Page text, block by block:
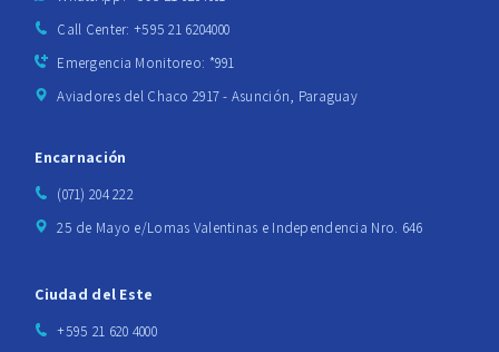
Call Center: +595 21 6204000
Emergencia Monitoreo: *991
Aviadores del Chaco 2917 - Asunción, Paraguay
Encarnación
(071) 204 222
25 de Mayo e/Lomas Valentinas e Independencia Nro. 646
Ciudad del Este
+595 21 620 4000